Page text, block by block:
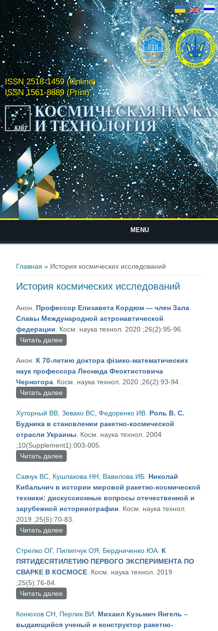
ISSN 2518-1459 (Online)
ISSN 1561-8889 (Print)
MENU
Главная » История космических исследований
История космических исследований
Анон.
Профессор Елизавета Кордюм — член Зала
Славы Международной астронавтической
федерации . Косм. наука технол. 2020 ;26(2):95-96.
Читать далее
федерации
Анон.
К 70-летию доктора фізико-математических
наук профессора Леонида Феоктистовича
Черногора . Косм. наука технол. 2020 ;26(2):93-94.
Читать далее
Черногора
Хуторный ВВ ,Зевако ВС ,Федоренко ИВ Роль В. С.
Будника в становлении ракетно-космической
отрасли Украины . Косм. наука технол. 2004
;10(Supplement1):003-005.
Читать далее
Савчук ВС Кушлакова НН Вавилова ИБ Николай
Кибальчич в истории мировой ракетно-космической
техники: дискуссионные вопросы отечественной и
зарубежной историиографии . Косм. наука технол.
2019 ;25(6):70-83.
Читать далее
вопросы отечественной и зарубежной
историиографии
Стрелко ОГ, Пилипчук ОЯ Бердниченко ЮА К
ПЯТИДЕСЯТИЛЕТИЮ ПЕРВОГО ЭКСПЕРИМЕНТА ПО
СВАРКЕ В КОСМОСЕ . Косм. наука технол. 2019
;25(5):76-84.
Читать далее
Конюхов СН
Перлик ВИ
Михаил Кузьмич Янгель –
выдающийся ученый и конструктор ракетно-